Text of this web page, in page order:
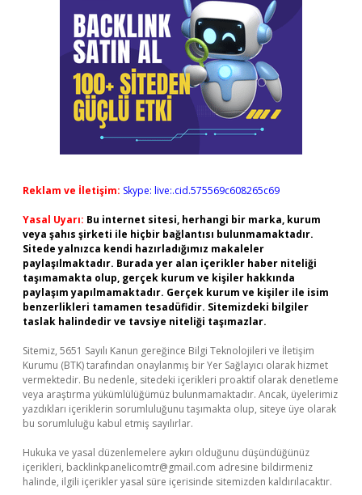
Reklam ve İletişim: Skype: live:.cid.575569c608265c69
Yasal Uyarı: Bu internet sitesi, herhangi bir marka, kurum
veya şahıs şirketi ile hiçbir bağlantısı bulunmamaktadır.
Sitede yalnızca kendi hazırladığımız makaleler
paylaşılmaktadır. Burada yer alan içerikler haber niteliği
taşımamakta olup, gerçek kurum ve kişiler hakkında
paylaşım yapılmamaktadır. Gerçek kurum ve kişiler ile isim
benzerlikleri tamamen tesadüfidir. Sitemizdeki bilgiler
taslak halindedir ve tavsiye niteliği taşımazlar.
Sitemiz, 5651 Sayılı Kanun gereğince Bilgi Teknolojileri ve İletişim
Kurumu (BTK) tarafından onaylanmış bir Yer Sağlayıcı olarak hizmet
vermektedir. Bu nedenle, sitedeki içerikleri proaktif olarak denetleme
veya araştırma yükümlülüğümüz bulunmamaktadır. Ancak, üyelerimiz
yazdıkları içeriklerin sorumluluğunu taşımakta olup, siteye üye olarak
bu sorumluluğu kabul etmiş sayılırlar.
Hukuka ve yasal düzenlemelere aykırı olduğunu düşündüğünüz
içerikleri, backlinkpanelicomtr@gmail.com adresine bildirmeniz
halinde, ilgili içerikler yasal süre içerisinde sitemizden kaldırılacaktır.